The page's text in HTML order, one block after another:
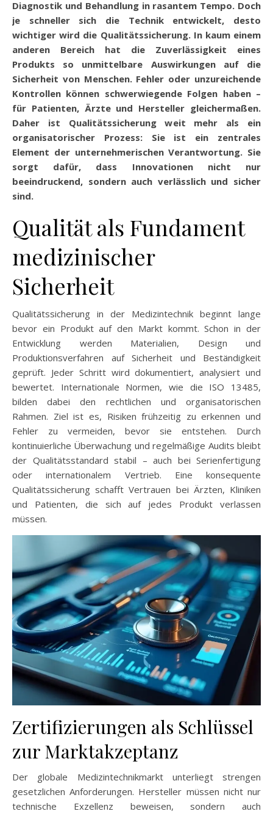
Diagnostik und Behandlung in rasantem Tempo. Doch
je schneller sich die Technik entwickelt, desto
wichtiger wird die Qualitätssicherung. In kaum einem
anderen Bereich hat die Zuverlässigkeit eines
Produkts so unmittelbare Auswirkungen auf die
Sicherheit von Menschen. Fehler oder unzureichende
Kontrollen können schwerwiegende Folgen haben –
für Patienten, Ärzte und Hersteller gleichermaßen.
Daher ist Qualitätssicherung weit mehr als ein
organisatorischer Prozess: Sie ist ein zentrales
Element der unternehmerischen Verantwortung. Sie
sorgt dafür, dass Innovationen nicht nur
beeindruckend, sondern auch verlässlich und sicher
sind.
Qualität als Fundament
medizinischer
Sicherheit
Qualitätssicherung in der Medizintechnik beginnt lange
bevor ein Produkt auf den Markt kommt. Schon in der
Entwicklung werden Materialien, Design und
Produktionsverfahren auf Sicherheit und Beständigkeit
geprüft. Jeder Schritt wird dokumentiert, analysiert und
bewertet. Internationale Normen, wie die ISO 13485,
bilden dabei den rechtlichen und organisatorischen
Rahmen. Ziel ist es, Risiken frühzeitig zu erkennen und
Fehler zu vermeiden, bevor sie entstehen. Durch
kontinuierliche Überwachung und regelmäßige Audits bleibt
der Qualitätsstandard stabil – auch bei Serienfertigung
oder internationalem Vertrieb. Eine konsequente
Qualitätssicherung schafft Vertrauen bei Ärzten, Kliniken
und Patienten, die sich auf jedes Produkt verlassen
müssen.
Zertifizierungen als Schlüssel
zur Marktakzeptanz
Der globale Medizintechnikmarkt unterliegt strengen
gesetzlichen Anforderungen. Hersteller müssen nicht nur
technische Exzellenz beweisen, sondern auch